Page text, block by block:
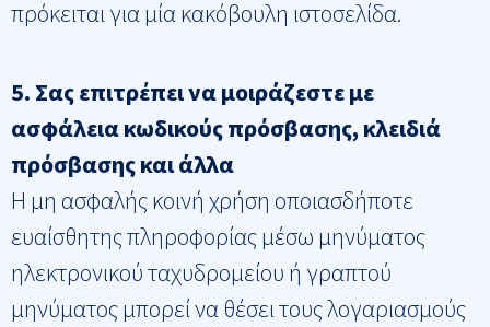
πρόκειται για μία κακόβουλη ιστοσελίδα.
5. Σας επιτρέπει να μοιράζεστε με
ασφάλεια κωδικούς πρόσβασης, κλειδιά
πρόσβασης και άλλα
Η μη ασφαλής κοινή χρήση οποιασδήποτε
ευαίσθητης πληροφορίας μέσω μηνύματος
ηλεκτρονικού ταχυδρομείου ή γραπτού
μηνύματος μπορεί να θέσει τους λογαριασμούς